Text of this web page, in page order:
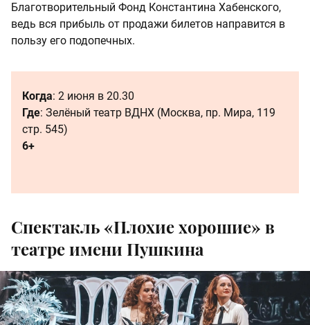
Благотворительный Фонд Константина Хабенского,
ведь вся прибыль от продажи билетов направится в
пользу его подопечных.
Когда: 2 июня в 20.30
Где: Зелёный театр ВДНХ (Москва, пр. Мира, 119
стр. 545)
6+
Спектакль «Плохие хорошие» в
театре имени Пушкина